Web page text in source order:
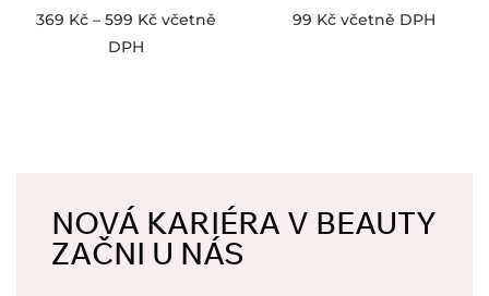
369 Kč – 599 Kč včetně
DPH
99 Kč včetně DPH
NOVÁ KARIÉRA V BEAUTY
ZAČNI U NÁS